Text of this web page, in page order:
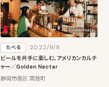
たべる
2022/9/9
ビールを片手に楽しむ、アメリカンカルチ
ャー／Golden Nectar
静岡市葵区 両替町